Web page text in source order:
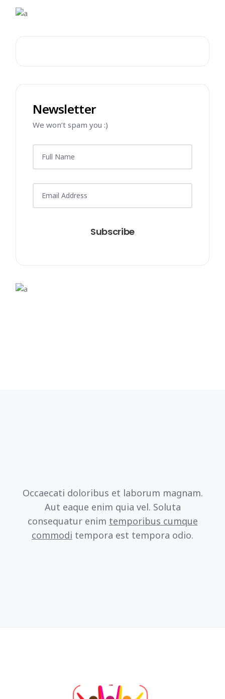
Newsletter
We won’t spam you :)
Subscribe
Occaecati doloribus et laborum magnam.
Aut eaque enim quia vel. Soluta
consequatur enim temporibus cumque
commodi tempora est tempora odio.